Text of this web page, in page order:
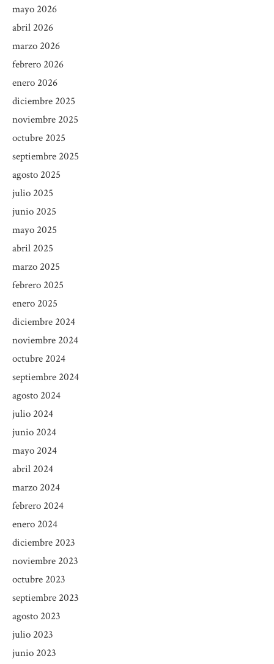
mayo 2026
abril 2026
marzo 2026
febrero 2026
enero 2026
diciembre 2025
noviembre 2025
octubre 2025
septiembre 2025
agosto 2025
julio 2025
junio 2025
mayo 2025
abril 2025
marzo 2025
febrero 2025
enero 2025
diciembre 2024
noviembre 2024
octubre 2024
septiembre 2024
agosto 2024
julio 2024
junio 2024
mayo 2024
abril 2024
marzo 2024
febrero 2024
enero 2024
diciembre 2023
noviembre 2023
octubre 2023
septiembre 2023
agosto 2023
julio 2023
junio 2023